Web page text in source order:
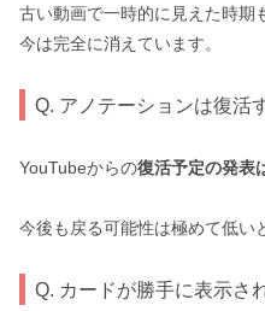
古い動画で一時的に見えた時期
今は完全に消えています。
Q. アノテーションは復活
YouTubeからの復活予定の発表
今後も戻る可能性は極めて低い
Q. カードが勝手に表示さ